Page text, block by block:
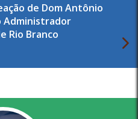
de Dom Antônio
Administrador
Rio Branco